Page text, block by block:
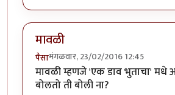
मावळी
पैसामंगळवार, 23/02/2016 12:45
मावळी म्हणजे 'एक डाव भुताचा' मधे
बोलतो ती बोली ना?